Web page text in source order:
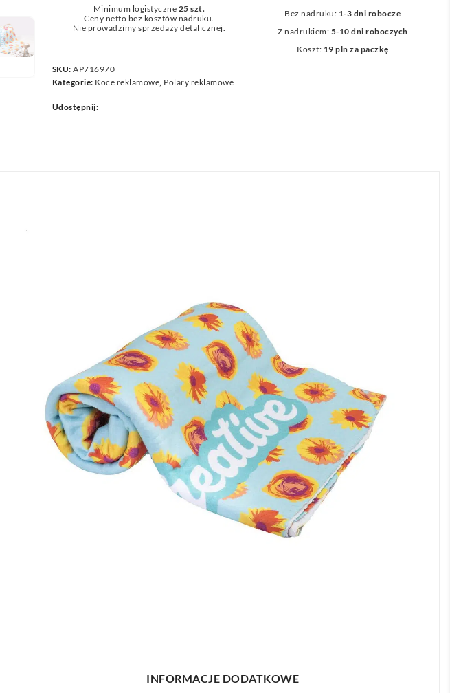
Minimum logistyczne 25 szt.
Ceny netto bez kosztów nadruku.
Nie prowadzimy sprzedaży detalicznej.
Bez nadruku: 1-3 dni robocze
Z nadrukiem: 5-10 dni roboczych
Koszt: 19 pln za paczkę
SKU:AP716970
Kategorie: Koce reklamowe Polary reklamowe
Udostępnij:
INFORMACJE DODATKOWE